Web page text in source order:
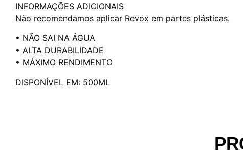
INFORMAÇÕES ADICIONAIS
Não recomendamos aplicar Revox em partes plásticas.
• NÃO SAI NA ÁGUA
• ALTA DURABILIDADE
• MÁXIMO RENDIMENTO
DISPONÍVEL EM: 500ML